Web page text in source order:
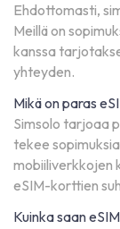
Ehdottomasti,
Meillä on
kanssa
yhteyden.
Mikä on paras
Simsolo tarjoaa
tekee
mobiiliverkkojen
eSIM-korttien
Kuinka saan